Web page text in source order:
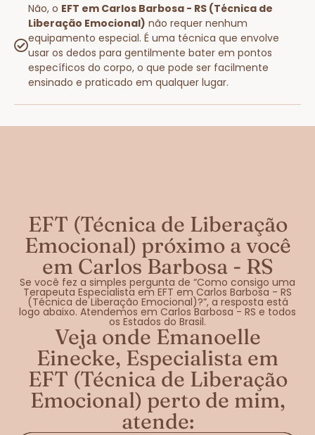
Não, o EFT em Carlos Barbosa - RS (Técnica de
Liberação Emocional) não requer nenhum
equipamento especial. É uma técnica que envolve
usar os dedos para gentilmente bater em pontos
específicos do corpo, o que pode ser facilmente
ensinado e praticado em qualquer lugar.
EFT (Técnica de Liberação
Emocional) próximo a você
em Carlos Barbosa - RS
Se você fez a simples pergunta de “Como consigo uma
Terapeuta Especialista em EFT em Carlos Barbosa - RS
(Técnica de Liberação Emocional)?”, a resposta está
logo abaixo. Atendemos em Carlos Barbosa - RS e todos
os Estados do Brasil.
Veja onde Emanoelle
Einecke, Especialista em
EFT (Técnica de Liberação
Emocional) perto de mim,
atende: